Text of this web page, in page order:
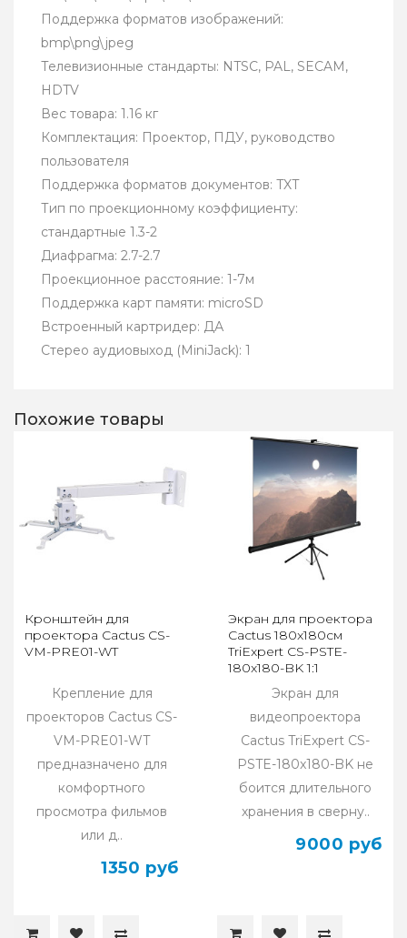
Поддержка форматов изображений:
bmp\png\jpeg
Телевизионные стандарты: NTSC, PAL, SECAM,
HDTV
Вес товара: 1.16 кг
Комплектация: Проектор, ПДУ, руководство
пользователя
Поддержка форматов документов: TXT
Тип по проекционному коэффициенту:
стандартные 1.3-2
Диафрагма: 2.7-2.7
Проекционное расстояние: 1-7м
Поддержка карт памяти: microSD
Встроенный картридер: ДА
Стерео аудиовыход (MiniJack): 1
Похожие товары
Кронштейн для
проектора Cactus CS-
VM-PRE01-WT
Крепление для
проекторов Cactus CS-
VM-PRE01-WT
предназначено для
комфортного
просмотра фильмов
или д..
1350 руб
Экран для проектора
Cactus 180x180см
TriExpert CS-PSTE-
180x180-BK 1:1
напольный рулонный
Экран для
видеопроектора
Cactus TriExpert CS-
PSTE-180x180-BK не
боится длительного
хранения в сверну..
9000 руб